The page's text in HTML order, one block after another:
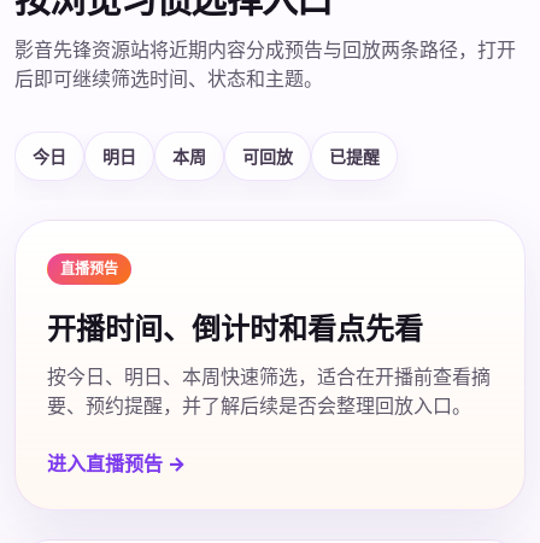
影音先锋资源站将近期内容分成预告与回放两条路径，打开
后即可继续筛选时间、状态和主题。
今日 明日 本周 可回放 已提醒
直播预告
开播时间、倒计时和看点先看
按今日、明日、本周快速筛选，适合在开播前查看摘
要、预约提醒，并了解后续是否会整理回放入口。
进入直播预告 →